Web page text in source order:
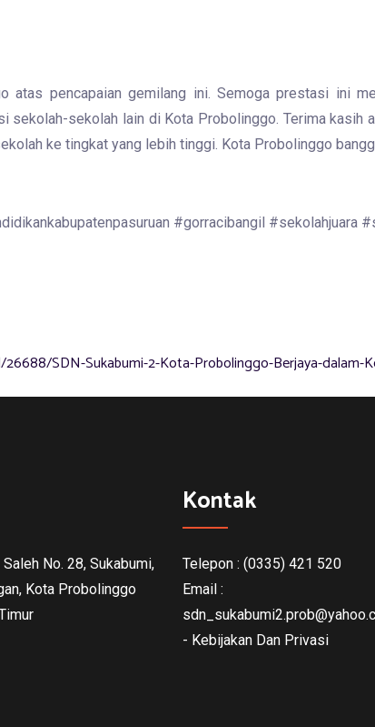
atas pencapaian gemilang ini. Semoga prestasi ini
sekolah-sekolah lain di Kota Probolinggo. Terima kasih
ke tingkat yang lebih tinggi. Kota Probolinggo
#gorracibangil #sekolahjuara
SDN-Sukabumi-2-Kota-Probolinggo-Berjaya-dalam-
No. 28, Sukabumi,
Kota Probolinggo
Kontak
Telepon : (0335) 421 520
Email :
- Kebijakan Dan Privasi